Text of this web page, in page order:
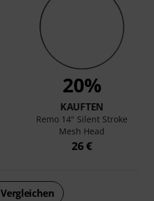
20%
KAUFTEN
Remo 14" Silent Stroke
Mesh Head
26 €
Vergleichen